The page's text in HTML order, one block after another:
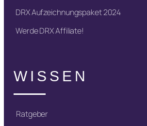
DRX Aufzeichnungspaket 2024
Werde DRX Affiliate!
WISSEN
Ratgeber